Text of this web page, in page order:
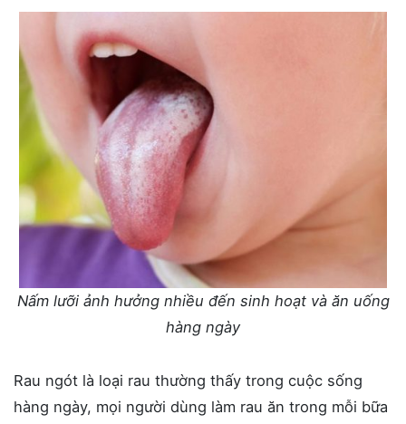
Nấm lưỡi ảnh hưởng nhiều đến sinh hoạt và ăn uống
hàng ngày
Rau ngót là loại rau thường thấy trong cuộc sống
hàng ngày, mọi người dùng làm rau ăn trong mỗi bữa